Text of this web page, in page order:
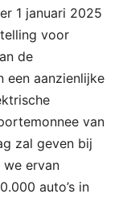
1 januari 2025
voor
de
een aanzienlijke
van
zal geven bij
we ervan
auto’s in